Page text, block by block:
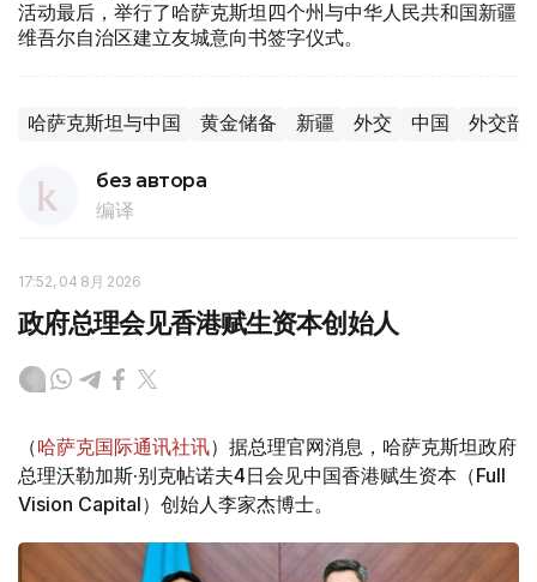
活动最后，举行了哈萨克斯坦四个州与中华人民共和国新疆
维吾尔自治区建立友城意向书签字仪式。
哈萨克斯坦与中国 黄金储备 新疆 外交 中国 外交部
без автора
编译
17:52, 04 8月 2026
政府总理会见香港赋生资本创始人
（哈萨克国际通讯社讯）据总理官网消息，哈萨克斯坦政府
总理沃勒加斯·别克帖诺夫4日会见中国香港赋生资本（Full
Vision Capital）创始人李家杰博士。